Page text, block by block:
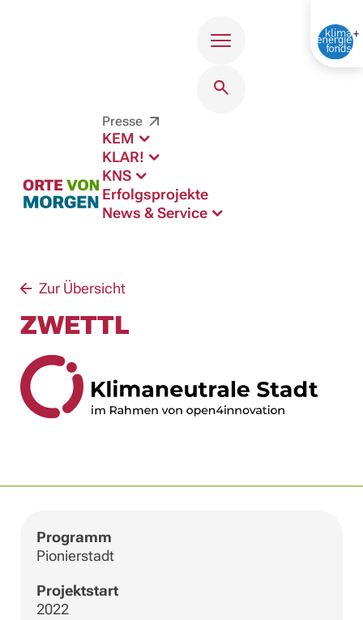
Presse
KEM
KLAR!
KNS
Erfolgsprojekte
News & Service
Zur Übersicht
ZWETTL
+
Programm
Pionierstadt
Projektstart
2022